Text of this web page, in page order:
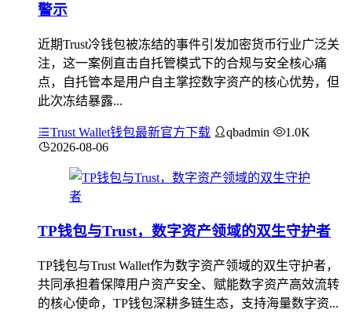
警示
近期Trust冷钱包被冻结的事件引发加密货币行业广泛关
注，这一案例直击自托管模式下的合规与安全核心痛
点，自托管本是用户自主掌控数字资产的核心优势，但
此次冻结暴露...
Trust Wallet钱包最新官方下载 qbadmin
1.0K
2026-08-06
TP钱包与Trust，数字资产领域的双生守护者
TP钱包与Trust Wallet作为数字资产领域的双生守护者，
共同承担着保障用户资产安全、赋能数字资产高效流转
的核心使命，TP钱包深耕多链生态，支持海量数字资...